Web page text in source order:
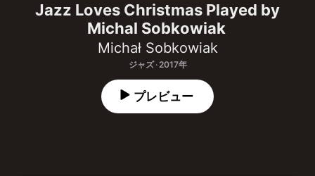
Jazz Loves Christmas Played by
Michal Sobkowiak
Michał Sobkowiak
ジャズ · 2017年
プレビュー